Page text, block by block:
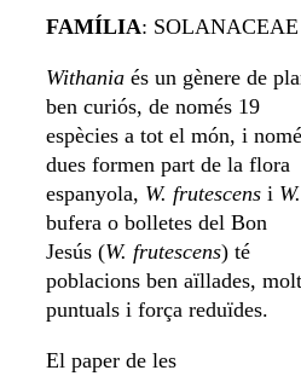
FAMÍLIA: SOLANACEAE
Withania és un gènere de
ben curiós, de només 19
espècies a tot el món, i
dues formen part de la flora
espanyola, W. frutescens i
bufera o bolletes del Bon
Jesús (W. frutescens) té
poblacions ben aïllades, molt
puntuals i força reduïdes.
El paper de les